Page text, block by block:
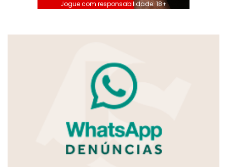
Jogue com responsabilidade. 18+